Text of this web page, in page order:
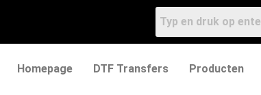
Homepage DTF Transfers Producten